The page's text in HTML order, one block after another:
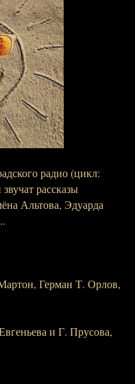
радио (цикл:
рассказы
Альтова, Эдуарда
Герман Т. Орлов,
и Г. Прусова,